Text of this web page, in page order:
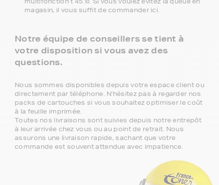
magasin, il vous suffit de commander ici.
Notre équipe de conseillers se tient à
votre disposition si vous avez des
questions.
Nous sommes disponibles depuis votre espace client ou
directement par téléphone. N'hésitez pas à regarder nos
packs de cartouches si vous souhaitez optimiser le coût
à la feuille imprimée.
Toutes nos livraisons sont suivies depuis notre entrepôt
à leur arrivée chez vous ou au point de retrait. Nous
assurons une livraison rapide, sachant que votre
commande est souvent attendue avec impatience.